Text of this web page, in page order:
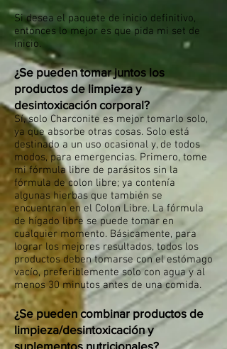
Si desea el paquete de inicio definitivo,
entonces lo mejor es que pida mi set de
inicio.
¿Se pueden tomar juntos los
productos de limpieza y
desintoxicación corporal?
Sí, solo Charconite es mejor tomarlo solo,
ya que absorbe otras cosas. Solo está
destinado a un uso ocasional y, de todos
modos, para emergencias. Primero, tome
mi fórmula libre de parásitos sin la
fórmula de colon libre; ya contenía
algunas hierbas que también se
encuentran en el Colon Libre. La fórmula
de hígado libre se puede tomar en
cualquier momento. Básicamente, para
lograr los mejores resultados, todos los
productos deben tomarse con el estómago
vacío, preferiblemente solo con agua y al
menos 30 minutos antes de una comida.
¿Se pueden combinar productos de
limpieza/desintoxicación y
suplementos nutricionales?